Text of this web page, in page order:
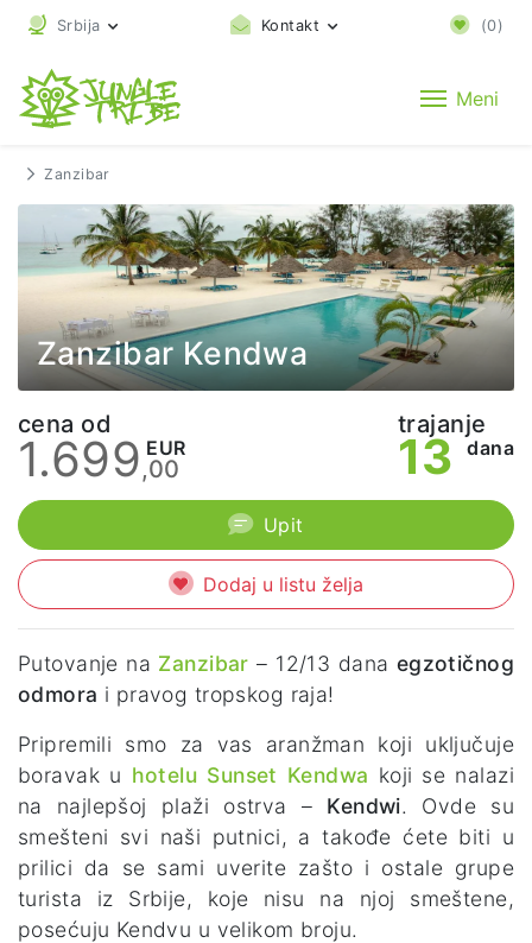
Srbija Kontakt (0)
Meni
Zanzibar
Zanzibar Kendwa
cena od
1.699 EUR
,00
trajanje
13 dana
Upit
Dodaj u listu želja
Putovanje na Zanzibar – 12/13 dana egzotičnog
odmora i pravog tropskog raja!
Pripremili smo za vas
aranžman koji uključuje
boravak u hotelu Sunset Kendwa koji se nalazi
na najlepšoj plaži ostrva – Kendwi. Ovde su
smešteni svi naši putnici, a takođe ćete biti u
prilici da se sami uverite zašto i ostale grupe
turista iz Srbije, koje nisu na njoj smeštene,
posećuju Kendvu u velikom broju.